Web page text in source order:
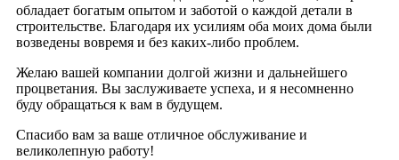
обладает богатым опытом и заботой о каждой детали в
строительстве. Благодаря их усилиям оба моих дома были
возведены вовремя и без каких-либо проблем.
Желаю вашей компании долгой жизни и дальнейшего
процветания. Вы заслуживаете успеха, и я несомненно
буду обращаться к вам в будущем.
Спасибо вам за ваше отличное обслуживание и
великолепную работу!